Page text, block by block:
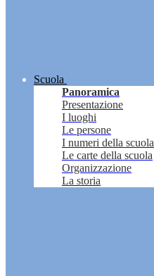
Scuola
Panoramica
Presentazione
I luoghi
Le persone
I numeri della scuola
Le carte della scuola
Organizzazione
La storia